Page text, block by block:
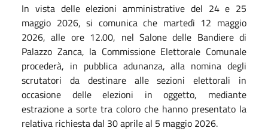
In vista delle elezioni amministrative del 24 e 25
maggio 2026, si comunica che martedì 12 maggio
2026, alle ore 12.00, nel Salone delle Bandiere di
Palazzo Zanca, la Commissione Elettorale Comunale
procederà, in pubblica adunanza, alla nomina degli
scrutatori da destinare alle sezioni elettorali in
occasione delle elezioni in oggetto, mediante
estrazione a sorte tra coloro che hanno presentato la
relativa richiesta dal 30 aprile al 5 maggio 2026.